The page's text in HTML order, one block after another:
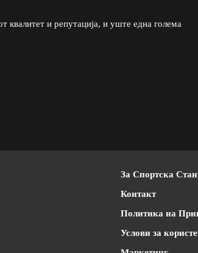
Извор: https://www.instagram.com/
квалитет и репутација, и уште една голема
За Спортска
Контакт
Политика на
Услови за